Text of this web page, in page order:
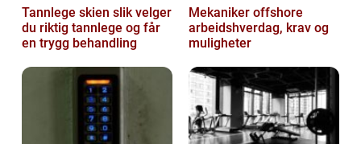
Tannlege skien slik velger
du riktig tannlege og får
en trygg behandling
Mekaniker offshore
arbeidshverdag, krav og
muligheter